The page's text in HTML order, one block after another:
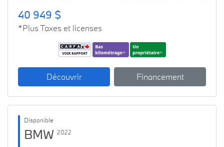
40 949 $
*Plus Taxes et licenses
Découvrir Financement
Disponible
BMW 2022